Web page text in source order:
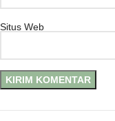
Situs Web